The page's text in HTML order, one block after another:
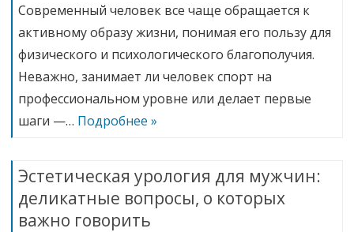
Современный человек все чаще обращается к
активному образу жизни, понимая его пользу для
физического и психологического благополучия.
Неважно, занимает ли человек спорт на
профессиональном уровне или делает первые
шаги —… Подробнее »
Эстетическая урология для мужчин:
деликатные вопросы, о которых
важно говорить